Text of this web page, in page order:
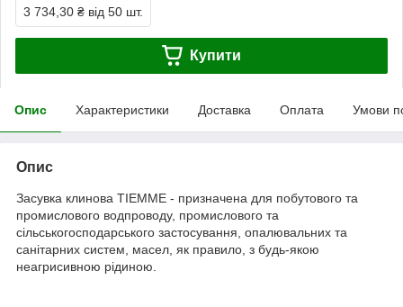
3 734,30 ₴ від 50 шт.
Купити
Опис Характеристики Доставка Оплата Умови
Опис
Засувка клинова TIEMME - призначена для побутового та
промислового водпроводу, промислового та
сільськогосподарського застосування, опалювальних та
санітарних систем, масел, як правило, з будь-якою
неагрисивною рідиною.